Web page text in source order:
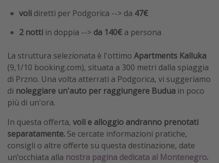
voli diretti per Podgorica --> da 47€
2 notti in doppia --> da 140€ a persona
La struttura selezionata è l'ottimo Apartments Kalluka
(9,1/10 booking.com), situata a 300 metri dalla spiaggia
di Przno. Una volta atterrati a Podgorica, vi suggeriamo
di noleggiare un'auto per raggiungere Budua in poco
più di un'ora.
In questa offerta, voli e alloggio andranno prenotati
separatamente. Se cercate informazioni pratiche,
consigli o altre offerte su questa destinazione, date
un’occhiata alla nostra pagina dedicata al Montenegro.